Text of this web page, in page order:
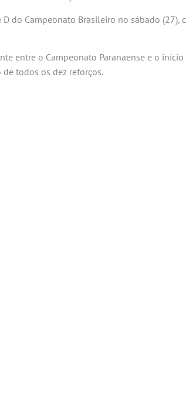
D do Campeonato Brasileiro no sábado
entre o Campeonato Paranaense e o
todos os dez reforços.